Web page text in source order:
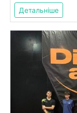
Детальніше